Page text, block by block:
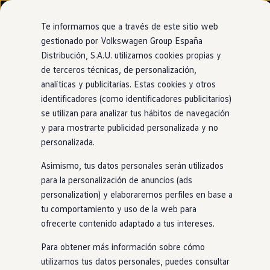
Ir
directamente
al contenido
Ir
directamente
al pie de
página
Nuevo ID. Cross
Vehículos Comerciales
Compra y ofertas
Volkswagen nuevo en stock
Volkswagen de ocasión
Financiación
My Renting
My Way
Seguros
Empresas
Autoescuelas
Eléctricos e híbridos
Más sobre híbridos
Plan Auto +
Etiquetas DGT
Simulador de autonomía, carga y ahorro
Carga y autonomía
Soluciones de carga
Tarifas de carga
Carga en casa
Modos de carga
Servicios exclusivos
Asistencia encarretera
gratuita
Para imprevistos enla carretera, cuentas con nuestra
asistencia gratuita hasta un total de 10 años
este servicio es muy sencillo: cada vez que realices el
mantenimiento de tu Volkswagen enun Servicio Oficial,
sumaremos 2 años de servicio de asistencia encarretera de
Te informamos que a través de este sitio web
gestionado por Volkswagen Group España
Distribución, S.A.U. utilizamos cookies propias y
de terceros técnicas, de personalización,
analíticas y publicitarias. Estas cookies y otros
identificadores (como identificadores publicitarios)
se utilizan para analizar tus hábitos de navegación
y para mostrarte publicidad personalizada y no
personalizada.
Asimismo, tus datos personales serán utilizados
para la personalización de anuncios (ads
personalization) y elaboraremos perfiles en base a
tu comportamiento y uso de la web para
ofrecerte contenido adaptado a tus intereses.
Para obtener más información sobre cómo
utilizamos tus datos personales, puedes consultar